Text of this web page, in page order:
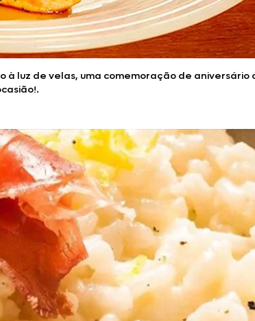
luz de velas, uma comemoração de